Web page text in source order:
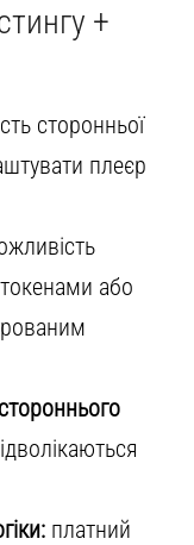
+
сторонньої
плеєр
або
платний